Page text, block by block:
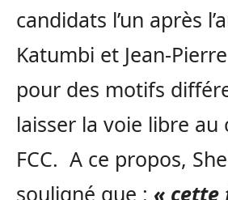
candidats l’un après
Katumbi et Jean-
pour des motifs
laisser la voie libre au
FCC. A ce propos,
souligné que : « cette